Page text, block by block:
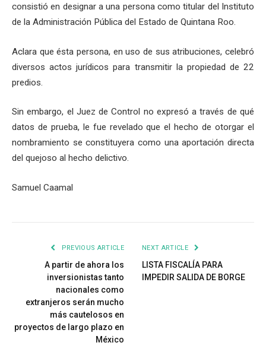
consistió en designar a una persona como titular del Instituto
de la Administración Pública del Estado de Quintana Roo.
Aclara que ésta persona, en uso de sus atribuciones, celebró
diversos actos jurídicos para transmitir la propiedad de 22
predios.
Sin embargo, el Juez de Control no expresó a través de qué
datos de prueba, le fue revelado que el hecho de otorgar el
nombramiento se constituyera como una aportación directa
del quejoso al hecho delictivo.
Samuel Caamal
PREVIOUS ARTICLE
A partir de ahora los
inversionistas tanto
nacionales como
extranjeros serán mucho
más cautelosos en
proyectos de largo plazo en
México
NEXT ARTICLE
LISTA FISCALÍA PARA
IMPEDIR SALIDA DE BORGE